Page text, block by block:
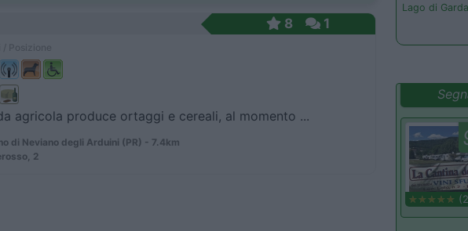
8 1
agricola produce ortaggi e cereali, al momento ...
di Neviano degli Arduini (PR) - 7.4km
2
Lago di Garda